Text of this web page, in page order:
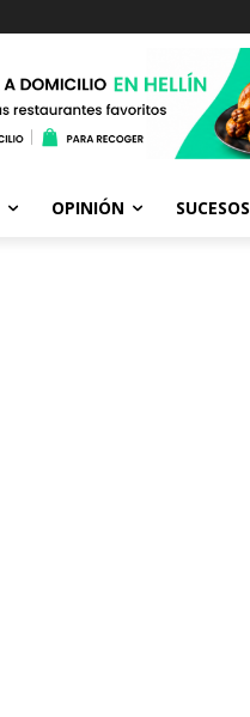
OPINIÓN SUCESOS